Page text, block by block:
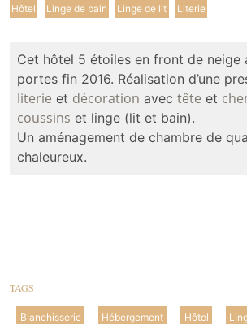
Hôtel Linge de bain Linge de lit Literie
Cet hôtel 5 étoiles en front de neige
portes fin 2016. Réalisation d’une
literie et décoration avec tête et
coussins et linge (lit et bain).
Un aménagement de chambre de
chaleureux.
TAGS
Blanchisserie Hébergement Hôtel